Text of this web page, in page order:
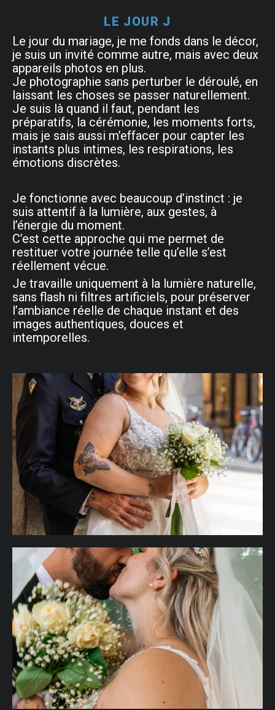
LE JOUR J
Le jour du mariage, je me fonds dans le décor,
je suis un invité comme autre, mais avec deux
appareils photos en plus.
Je photographie sans perturber le déroulé, en
laissant les choses se passer naturellement.
Je suis là quand il faut, pendant les
préparatifs, la cérémonie, les moments forts,
mais je sais aussi m’effacer pour capter les
instants plus intimes, les respirations, les
émotions discrètes.
Je fonctionne avec beaucoup d’instinct : je
suis attentif à la lumière, aux gestes, à
l’énergie du moment.
C’est cette approche qui me permet de
restituer votre journée telle qu’elle s’est
réellement vécue.
Je travaille uniquement à la lumière naturelle,
sans flash ni filtres artificiels, pour préserver
l’ambiance réelle de chaque instant et des
images authentiques, douces et
intemporelles.